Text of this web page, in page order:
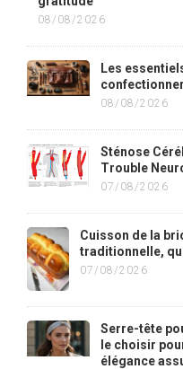
08/08/2026
Les
08/08/2026
Sténose
Trouble
07/08/2026
Cuisson de la
traditionnelle,
07/08/2026
Serre-tête
le choisir
élégance